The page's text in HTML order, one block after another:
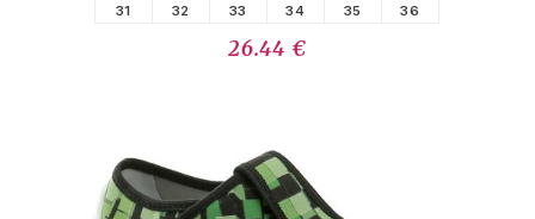
31 32 33 34 35 36
26.44 €